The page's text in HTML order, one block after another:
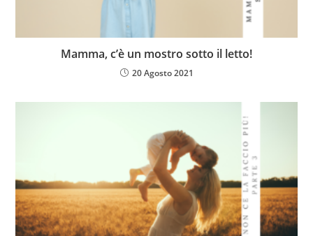
Mamma, c’è un mostro sotto il letto!
20 Agosto 2021